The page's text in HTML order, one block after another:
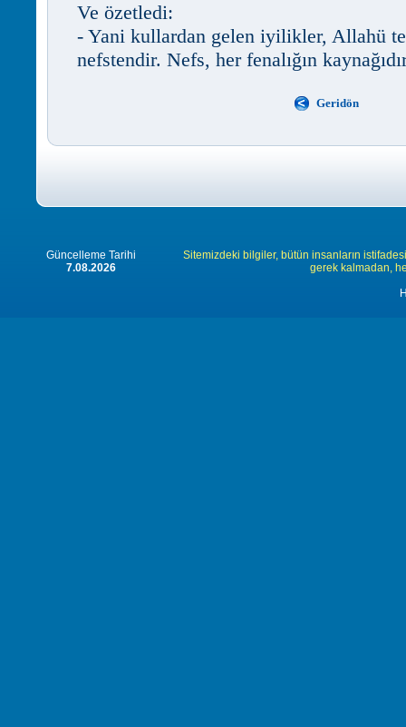
Ve özetledi:
- Yani kullardan gelen iyilikler, Allahü
nefstendir. Nefs, her fenalığın
Geridön
Güncelleme Tarihi
7.08.2026
Sitemizdeki bilgiler, bütün insanların
gerek kalmadan,